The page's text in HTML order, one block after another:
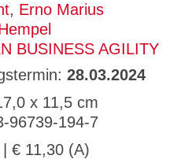
, Erno Marius
BUSINESS AGILITY
28.03.2024
x 11,5 cm
96739-194-7
| € 11,30 (A)